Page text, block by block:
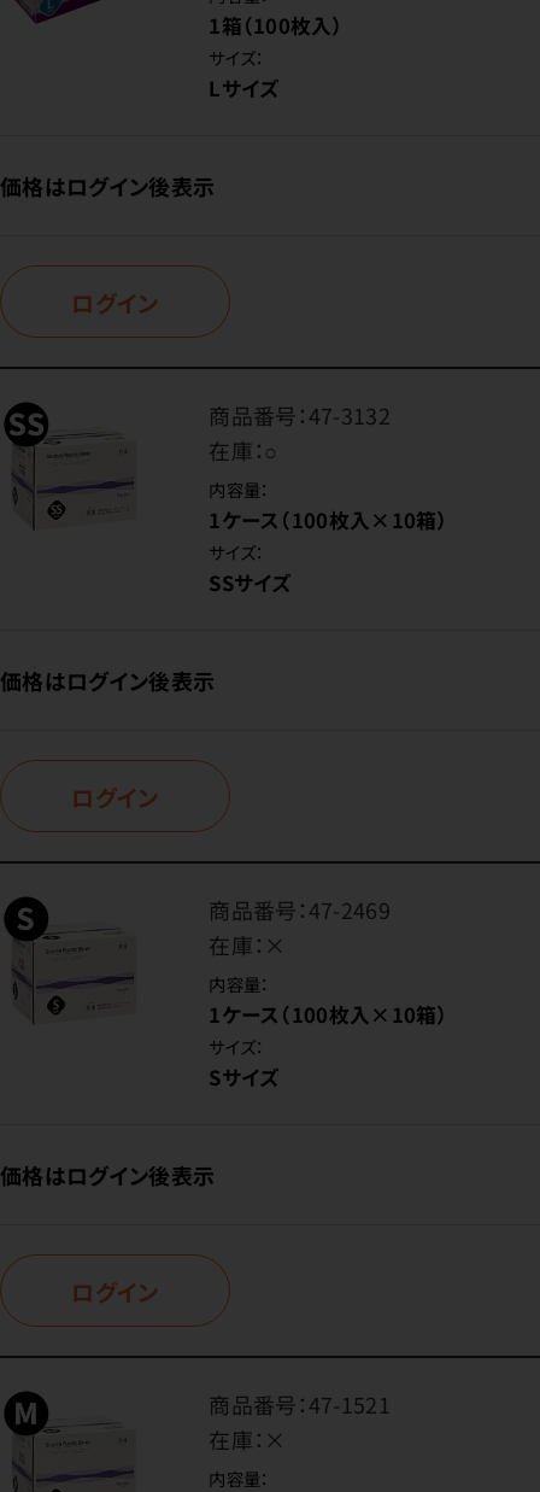
1箱（100枚入）
サイズ：
Lサイズ
価格はログイン後表示
ログイン
商品番号：47-3132
在庫：○
内容量：
1ケース（100枚入×10箱）
サイズ：
SSサイズ
価格はログイン後表示
ログイン
商品番号：47-2469
在庫： ×
内容量：
1ケース（100枚入×10箱）
サイズ：
Sサイズ
価格はログイン後表示
ログイン
商品番号：47-1521
在庫： ×
内容量：